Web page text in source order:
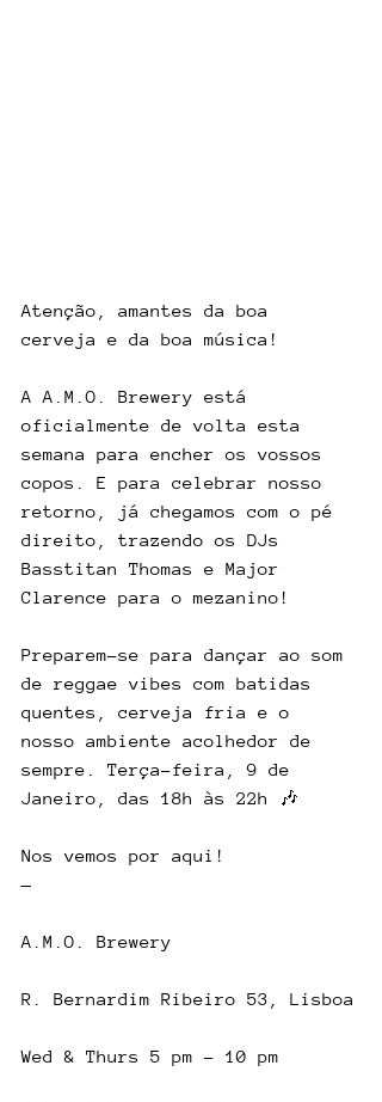
Atenção, amantes da boa
cerveja e da boa música!
A A.M.O. Brewery está
oficialmente de volta esta
semana para encher os vossos
copos. E para celebrar nosso
retorno, já chegamos com o pé
direito, trazendo os DJs
Basstitan Thomas e Major
Clarence para o mezanino!
Preparem-se para dançar ao som
de reggae vibes com batidas
quentes, cerveja fria e o
nosso ambiente acolhedor de
sempre. Terça-feira, 9 de
Janeiro, das 18h às 22h 🎶
Nos vemos por aqui!
—
A.M.O. Brewery
R. Bernardim Ribeiro 53, Lisboa
Wed & Thurs 5 pm - 10 pm